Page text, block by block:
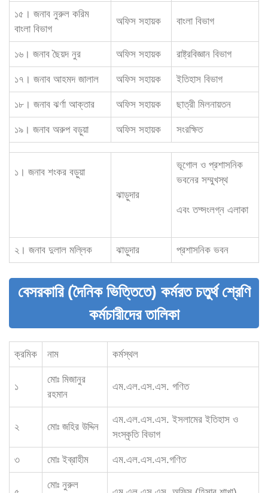
১৫। জনাব নুরুল করিম
বাংলা বিভাগ
অফিস সহায়ক বাংলা বিভাগ
১৬। জনাব ছৈয়দ নুর অফিস সহায়ক রাষ্ট্রবিজ্ঞান বিভাগ
১৭। জনাব আহমদ জালাল অফিস সহায়ক ইতিহাস বিভাগ
১৮। জনাব ঝর্ণা আক্তার অফিস সহায়ক ছাত্রী মিলনায়তন
১৯। জনাব অরুপ বড়ুয়া অফিস সহায়ক সংরক্ষিত
১। জনাব শংকর বড়ুয়া
ঝাড়ুদার
ভূগোল ও প্রশাসনিক
ভবনের সম্মুখস্থ
এবং তদ্সংলগ্ন এলাকা
২। জনাব দুলাল মল্লিক ঝাড়ুদার প্রশাসনিক ভবন
বেসরকারি (দৈনিক ভিত্তিতে) কর্মরত চতুর্থ শ্রেণি
কর্মচারীদের তালিকা
ক্রমিক নাম কর্মস্থল
১
মোঃ মিজানুর
রহমান
এম.এল.এস.এস. গণিত
২ মোঃ জহির উদ্দিন
এম.এল.এস.এস. ইসলামের ইতিহাস ও
সংস্কৃতি বিভাগ
৩ মোঃ ইব্রাহীম এম.এল.এস.এস.গণিত
মোঃ নুরুল